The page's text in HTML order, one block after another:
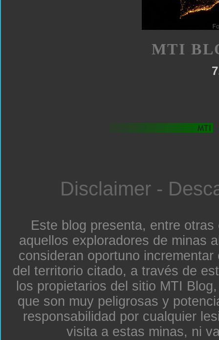
MTI
Disclaimer -
Este blog presenta, entre
aquellos exploradores de minas
consideran oportuno
del territorio citado, a través de
los propietarios del sitio MTI
que son muy peligrosas y
responsabilidad por cualquier
visita a estas minas, ni